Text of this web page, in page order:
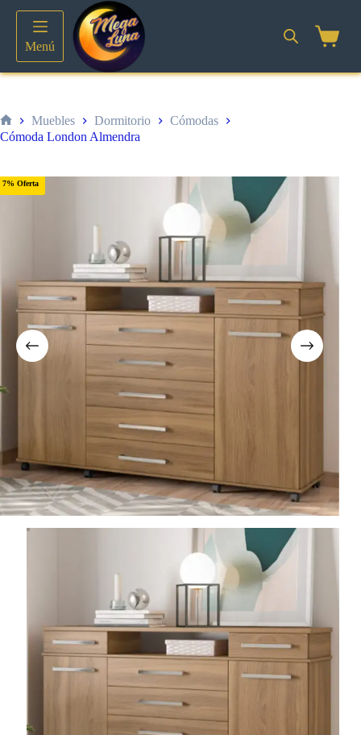
contenido
Menú
Inicio
Muebles Dormitorio
Cómodas
Cómoda London Almendra
7% Oferta